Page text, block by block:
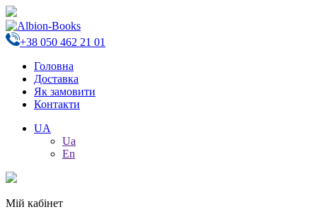
+38 050 462 21 01
Головна
Доставка
Як замовити
Контакти
UA
Ua
En
Мій кабінет